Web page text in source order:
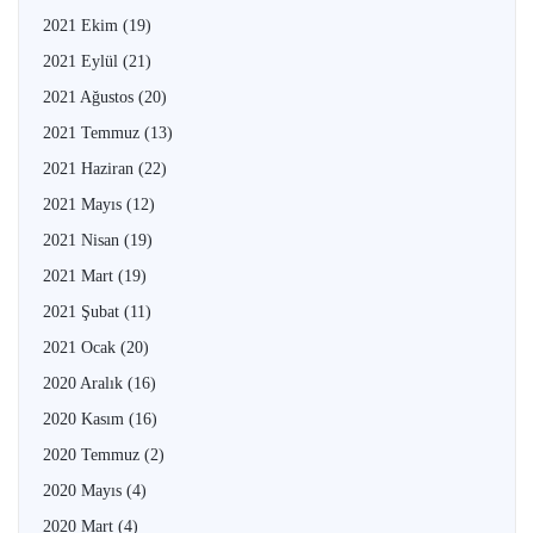
2021 Ekim (19)
2021 Eylül (21)
2021 Ağustos (20)
2021 Temmuz (13)
2021 Haziran (22)
2021 Mayıs (12)
2021 Nisan (19)
2021 Mart (19)
2021 Şubat (11)
2021 Ocak (20)
2020 Aralık (16)
2020 Kasım (16)
2020 Temmuz (2)
2020 Mayıs (4)
2020 Mart (4)